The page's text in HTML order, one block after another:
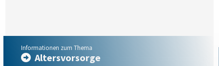
Informationen zum Thema
Altersvorsorge